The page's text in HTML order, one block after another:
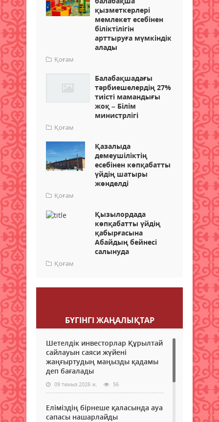
қызметкерлері
мемлекет есебінен
біліктілігін
арттыруға мүмкіндік
алады
Қоғам
Балабақшадағы
тәрбиешелердің 27%
тиісті мамандығы
жоқ – Білім
министрлігі
Қоғам
Қазалыда
демеушіліктің
есебінен көпқабатты
үйдің шатыры
жөнделді
Қоғам
Қызылордада
көпқабатты үйдің
қабырғасына
Абайдың бейнесі
салынуда
Қоғам
БҮГІНГI ЖАҢАЛЫҚТАР
Шетелдік инвесторлар Құрылтай
сайлауын саяси жүйені
жаңғыртудың маңызды қадамы
деп бағалады
09 тамыз 2026 ж. 56
Еліміздің бірнеше қаласында ауа
сапасы нашарлайды